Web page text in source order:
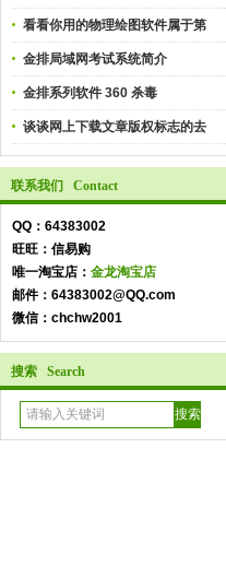
看看你用的物理绘图软件属于第
金排局域网考试系统简介
金排系列软件 360 杀毒
谈谈网上下载文章版权标志的去
联系我们 Contact
QQ：64383002
旺旺：信易购
唯一淘宝店： 金龙淘宝店
邮件：64383002@QQ.com
微信：chchw2001
搜索 Search